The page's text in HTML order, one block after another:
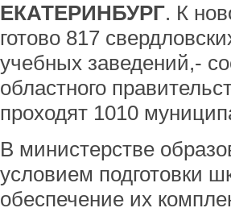
ЕКАТЕРИНБУРГ. К
готово 817
учебных заведений,-
областного
проходят 1010
В министерстве
условием подготовки
обеспечение их